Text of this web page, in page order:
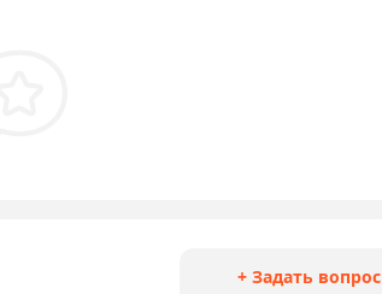
+ Задать вопрос